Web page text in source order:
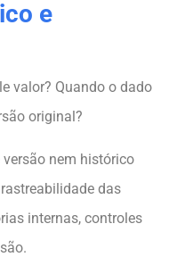
e
valor? Quando o dado
original?
nem histórico
das
internas, controles